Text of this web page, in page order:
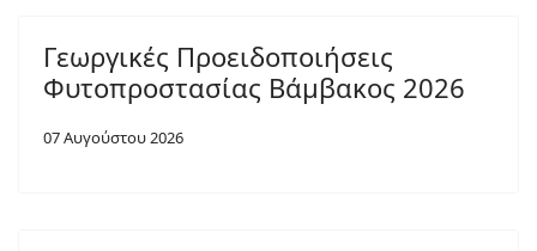
Γεωργικές Προειδοποιήσεις
Φυτοπροστασίας Βάμβακος 2026
07 Αυγούστου 2026